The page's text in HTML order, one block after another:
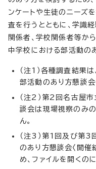
ンケートや生徒のニーズ
査を行うとともに、学識
関係者、学校関係者等か
中学校における部活動の
（注1）各種調査結果
部活動のあり方懇談会
（注2）第2回名古屋
談会は現場視察のみ
ん。
（注3）第1回及び第3
のあり方懇談会〈開催
め、ファイルを開くの